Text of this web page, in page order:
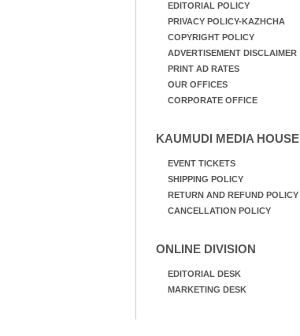
EDITORIAL POLICY
PRIVACY POLICY-KAZHCHA
COPYRIGHT POLICY
ADVERTISEMENT DISCLAIMER
PRINT AD RATES
OUR OFFICES
CORPORATE OFFICE
KAUMUDI MEDIA HOUSE
EVENT TICKETS
SHIPPING POLICY
RETURN AND REFUND POLICY
CANCELLATION POLICY
ONLINE DIVISION
EDITORIAL DESK
MARKETING DESK